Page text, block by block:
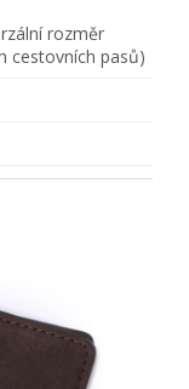
rozměr
cestovních pasů)